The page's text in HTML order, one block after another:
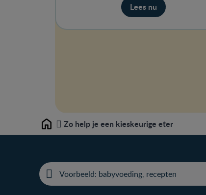
Lees nu
Home Zo help je een kieskeurige eter